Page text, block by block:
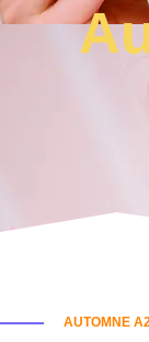
AUTOMNE